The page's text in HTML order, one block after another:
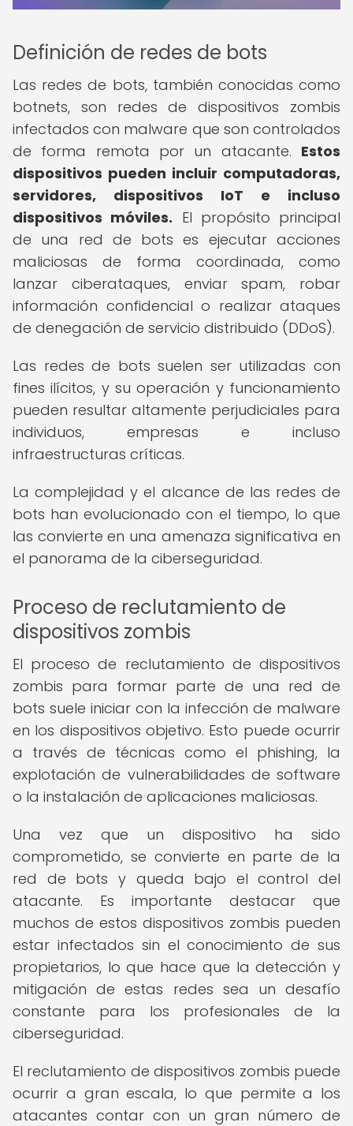
Definición de redes de bots
Las redes de bots, también conocidas como
botnets, son redes de dispositivos zombis
infectados con malware que son controlados
de forma remota por un atacante. Estos
dispositivos pueden incluir computadoras,
servidores, dispositivos IoT e incluso
dispositivos móviles. El propósito principal
de una red de bots es ejecutar acciones
maliciosas de forma coordinada, como
lanzar ciberataques, enviar spam, robar
información confidencial o realizar ataques
de denegación de servicio distribuido (DDoS).
Las redes de bots suelen ser utilizadas con
fines ilícitos, y su operación y funcionamiento
pueden resultar altamente perjudiciales para
individuos, empresas e incluso
infraestructuras críticas.
La complejidad y el alcance de las redes de
bots han evolucionado con el tiempo, lo que
las convierte en una amenaza significativa en
el panorama de la ciberseguridad.
Proceso de reclutamiento de
dispositivos zombis
El proceso de reclutamiento de dispositivos
zombis para formar parte de una red de
bots suele iniciar con la infección de malware
en los dispositivos objetivo. Esto puede ocurrir
a través de técnicas como el phishing, la
explotación de vulnerabilidades de software
o la instalación de aplicaciones maliciosas.
Una vez que un dispositivo ha sido
comprometido, se convierte en parte de la
red de bots y queda bajo el control del
atacante. Es importante destacar que
muchos de estos dispositivos zombis pueden
estar infectados sin el conocimiento de sus
propietarios, lo que hace que la detección y
mitigación de estas redes sea un desafío
constante para los profesionales de la
ciberseguridad.
El reclutamiento de dispositivos zombis puede
ocurrir a gran escala, lo que permite a los
atacantes contar con un gran número de